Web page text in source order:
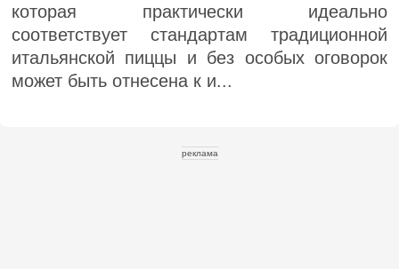
которая практически идеально
соответствует стандартам традиционной
итальянской пиццы и без особых оговорок
может быть отнесена к и...
реклама